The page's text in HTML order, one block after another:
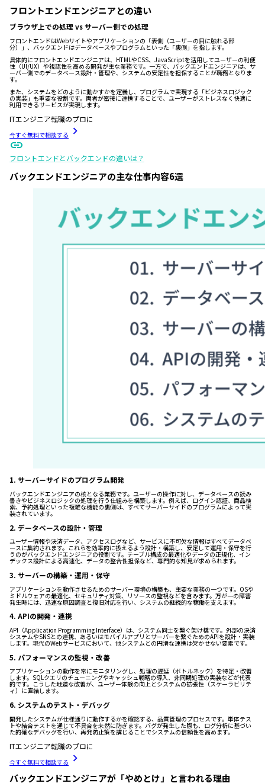
フロントエンドエンジニアとの違い
ブラウザ上での処理 vs サーバー側での処理
フロントエンドはWebサイトやアプリケーションの「表側（ユーザーの目に触れる部
分）」、バックエンドはデータベースやプログラムといった「裏側」を指します。
具体的にフロントエンドエンジニアは、HTMLやCSS、JavaScriptを活用してユーザーの利便
性（UI/UX）や視認性を高める開発が主な業務です。一方で、バックエンドエンジニアは、サ
ーバー側でのデータベース設計・管理や、システムの安定性を担保することが職務となりま
す。
また、システムをどのように動かすかを定義し、プログラムで実現する「ビジネスロジック
の実装」も重要な役割です。両者が密接に連携することで、ユーザーがストレスなく快適に
利用できるサービスが実現します。
ITエンジニア転職のプロに
今すぐ無料で相談する
フロントエンドとバックエンドの違いは？
バックエンドエンジニアの主な仕事内容6選
1. サーバーサイドのプログラム開発
バックエンドエンジニアの核となる業務です。ユーザーの操作に対し、データベースの読み
書きやビジネスロジックの処理を行う仕組みを構築します。例えば、ログイン認証、商品検
索、予約処理といった複雑な機能の裏側は、すべてサーバーサイドのプログラムによって実
装されています。
2. データベースの設計・管理
ユーザー情報や決済データ、アクセスログなど、サービスに不可欠な情報はすべてデータベ
ースに集約されます。これらを効率的に扱えるよう設計・構築し、安定して運用・保守を行
うのがバックエンドエンジニアの役割です。テーブル構成の最適化やデータの正規化、イン
デックス設計による高速化、データの整合性担保など、専門的な知見が求められます。
3. サーバーの構築・運用・保守
アプリケーションを動作させるためのサーバー環境の構築も、主要な業務の一つです。OSや
ミドルウェアの最適化、セキュリティ対策、リソースの監視などを含みます。万が一の障害
発生時には、迅速な原因調査と復旧対応を行い、システムの継続的な稼働を支えます。
4. APIの開発・連携
API（Application Programming Interface）は、システム同士を繋ぐ架け橋です。外部の決済
システムやSNSとの連携、あるいはモバイルアプリとサーバーを繋ぐためのAPIを設計・実装
します。現代のWebサービスにおいて、他システムとの円滑な連携は欠かせない要素です。
5. パフォーマンスの監視・改善
アプリケーションの動作を常にモニタリングし、処理の遅延（ボトルネック）を特定・改善
します。SQLクエリのチューニングやキャッシュ戦略の導入、非同期処理の実装などが代表
的です。こうした地道な改善が、ユーザー体験の向上とシステムの拡張性（スケーラビリテ
ィ）に直結します。
6. システムのテスト・デバッグ
開発したシステムが仕様通りに動作するかを確認する、品質管理のプロセスです。単体テス
トや結合テストを通じて不具合を未然に防ぎます。バグが発生した際も、ログ分析に基づい
た的確なデバッグを行い、再発防止策を講じることでシステムの信頼性を高めます。
ITエンジニア転職のプロに
今すぐ無料で相談する
バックエンドエンジニアが「やめとけ」と言われる理由